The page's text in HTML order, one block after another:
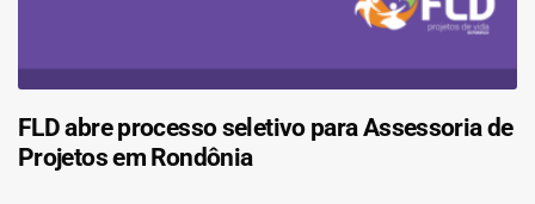
FLD abre processo seletivo para Assessoria de
Projetos em Rondônia